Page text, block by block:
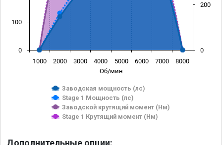
Об/мин
Заводская мощность (лс)
Stage 1 Мощность (лс)
Заводской крутящий момент (Нм)
Stage 1 Крутящий момент (Нм)
1000 2000 3000 4000 5000 6000 7000 8000
0
100
0
200
Дополнительные опции: